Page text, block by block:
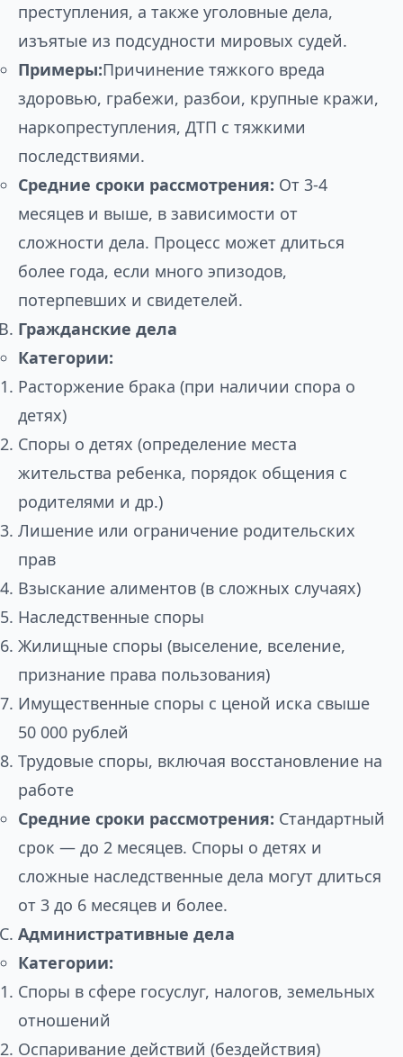
преступления, а также уголовные дела,
изъятые из подсудности мировых судей.
Примеры:Причинение тяжкого вреда
здоровью, грабежи, разбои, крупные кражи,
наркопреступления, ДТП с тяжкими
последствиями.
Средние сроки рассмотрения: От 3-4
месяцев и выше, в зависимости от
сложности дела. Процесс может длиться
более года, если много эпизодов,
потерпевших и свидетелей.
Гражданские дела
Категории:
Расторжение брака (при наличии спора о
детях)
Споры о детях (определение места
жительства ребенка, порядок общения с
родителями и др.)
Лишение или ограничение родительских
прав
Взыскание алиментов (в сложных случаях)
Наследственные споры
Жилищные споры (выселение, вселение,
признание права пользования)
Имущественные споры с ценой иска свыше
50 000 рублей
Трудовые споры, включая восстановление на
работе
Средние сроки рассмотрения: Стандартный
срок — до 2 месяцев. Споры о детях и
сложные наследственные дела могут длиться
от 3 до 6 месяцев и более.
Административные дела
Категории:
Споры в сфере госуслуг, налогов, земельных
отношений
Оспаривание действий (бездействия)